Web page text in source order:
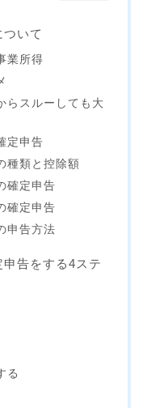
いて
業所得
らスルーしても大
定申告
種類と控除額
確定申告
確定申告
申告方法
告をする4ステ
る